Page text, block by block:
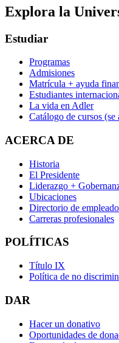
Explora la
Estudiar
Programas
Admisiones
Matrícula + ayuda
Estudiantes
La vida en Adler
Catálogo de cursos (se
ACERCA DE
Historia
El Presidente
Liderazgo +
Ubicaciones
Directorio de
Carreras profesionales
POLÍTICAS
Título IX
Política de no
DAR
Hacer un donativo
Oportunidades de